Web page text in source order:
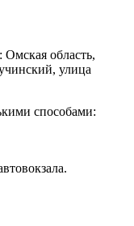
область,
улица
способами: